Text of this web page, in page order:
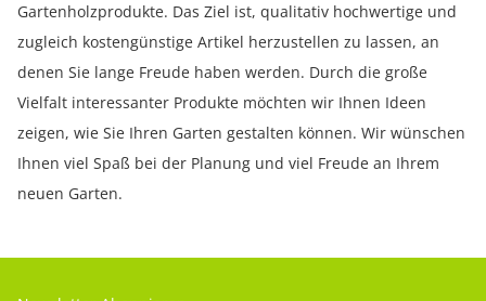
Gartenholzprodukte. Das Ziel ist, qualitativ hochwertige und
zugleich kostengünstige Artikel herzustellen zu lassen, an
denen Sie lange Freude haben werden. Durch die große
Vielfalt interessanter Produkte möchten wir Ihnen Ideen
zeigen, wie Sie Ihren Garten gestalten können. Wir wünschen
Ihnen viel Spaß bei der Planung und viel Freude an Ihrem
neuen Garten.